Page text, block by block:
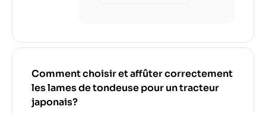
Comment choisir et affûter correctement
les lames de tondeuse pour un tracteur
japonais?